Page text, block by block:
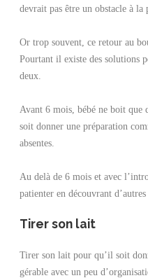
devrait pas être un obstacle à
Or trop souvent, ce retour au
Pourtant il existe des solutions
deux.
Avant 6 mois, bébé ne boit
soit donner une préparation
absentes.
Au delà de 6 mois et avec
patienter en découvrant
Tirer son lait
Tirer son lait pour qu’il soit
gérable avec un peu